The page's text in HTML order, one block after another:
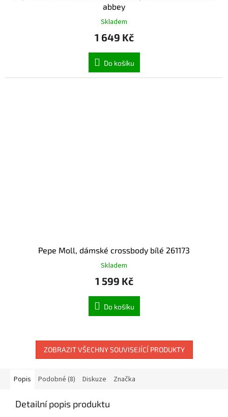
abbey
Skladem
1 649 Kč
Do košíku
Pepe Moll, dámské crossbody bílé 261173
Skladem
1 599 Kč
Do košíku
ZOBRAZIT VŠECHNY SOUVISEJÍCÍ PRODUKTY
Popis Podobné (8) Diskuze Značka
Detailní popis produktu